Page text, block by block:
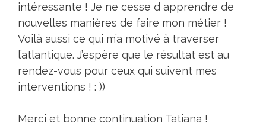
intéressante ! Je ne cesse d apprendre de
nouvelles manières de faire mon métier !
Voilà aussi ce qui m’a motivé à traverser
l’atlantique. J’espère que le résultat est au
rendez-vous pour ceux qui suivent mes
interventions ! : ))
Merci et bonne continuation Tatiana !